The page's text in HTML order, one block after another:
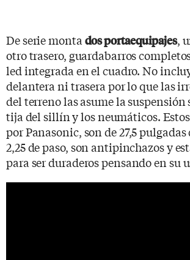
De serie monta dos portaequipajes,
otro trasero, guardabarros
led integrada en el cuadro. No
delantera ni trasera por lo que las
del terreno las asume la suspensión
tija del sillín y los neumáticos.
por Panasonic, son de 27,5
2,25 de paso, son antipinchazos y
para ser duraderos pensando en su